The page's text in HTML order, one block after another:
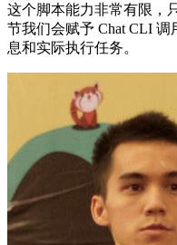
这个脚本能力非常有限，
节我们会赋予 Chat CLI
息和实际执行任务。